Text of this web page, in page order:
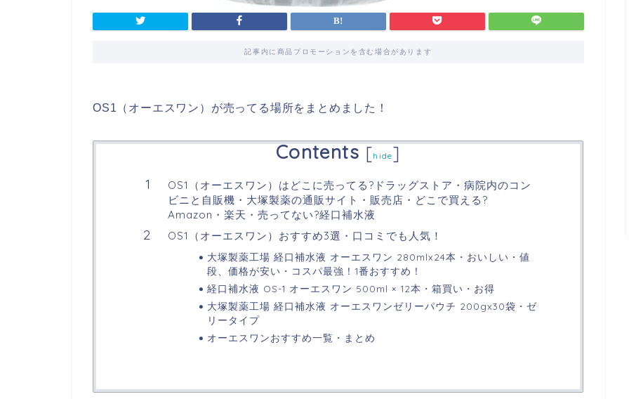
記事内に商品プロモーションを含む場合があります
OS1（オーエスワン）が売ってる場所をまとめました！
Contents [hide]
OS1（オーエスワン）はどこに売ってる?ドラッグストア・病院内のコン
ビニと自販機・大塚製薬の通販サイト・販売店・どこで買える?
Amazon・楽天・売ってない?経口補水液
OS1（オーエスワン）おすすめ3選・口コミでも人気！
大塚製薬工場 経口補水液 オーエスワン 280mlx24本・おいしい・値
段、価格が安い・コスパ最強！1番おすすめ！
経口補水液 OS-1 オーエスワン 500ml × 12本・箱買い・お得
大塚製薬工場 経口補水液 オーエスワンゼリーパウチ 200gx30袋・ゼ
リータイプ
オーエスワンおすすめ一覧・まとめ